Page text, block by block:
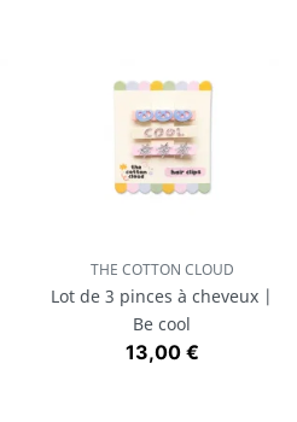
THE COTTON CLOUD
Lot de 3 pinces à cheveux |
Be cool
Prix
13,00 €